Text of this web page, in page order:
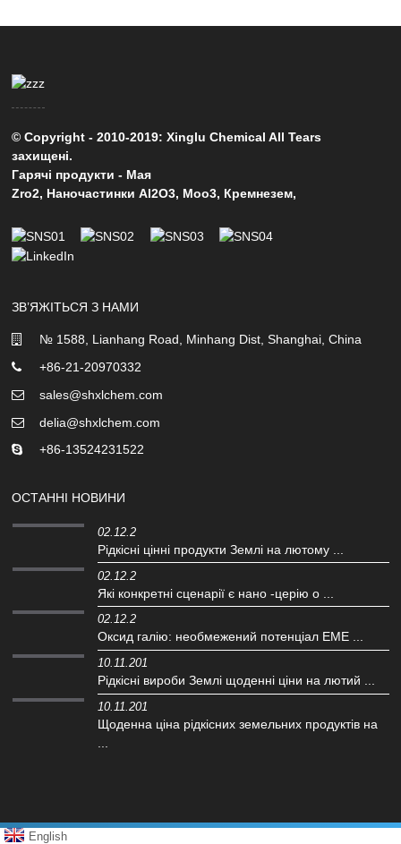
© Copyright - 2010-2019: Xinglu Chemical All Tears
захищені.
Гарячі продукти - Мая
Zro2, Наночастинки Al2O3, Moo3, Кремнезем,
ЗВ’ЯЖІТЬСЯ З НАМИ
№ 1588, Lianhang Road, Minhang Dist, Shanghai, China
+86-21-20970332
sales@shxlchem.com
delia@shxlchem.com
+86-13524231522
ОСТАННІ НОВИНИ
02.12.2
Рідкісні цінні продукти Землі на лютому ...
02.12.2
Які конкретні сценарії є нано -церію o ...
02.12.2
Оксид галію: необмежений потенціал EME ...
10.11.201
Рідкісні вироби Землі щоденні ціни на лютий ...
10.11.201
Щоденна ціна рідкісних земельних продуктів на
English